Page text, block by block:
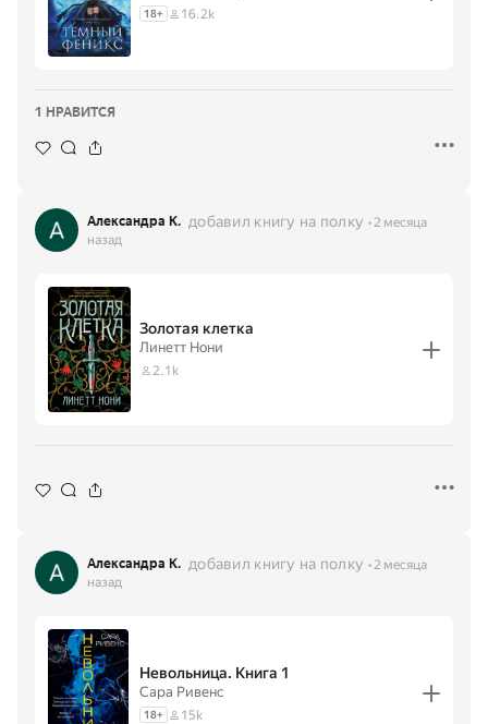
18+ 16.2k
1 НРАВИТСЯ
Александра К. добавил книгу на полку
2 месяца
назад
Золотая клетка
Линетт Нони
2.1k
Александра К. добавил книгу на полку
2 месяца
назад
Невольница. Книга 1
Сара Ривенс
18+ 15k